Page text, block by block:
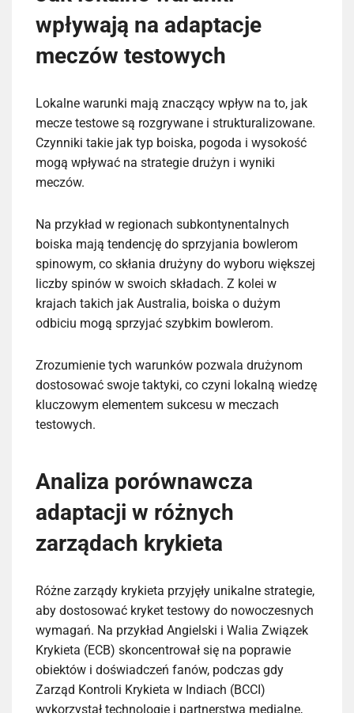
wpływają na adaptacje
meczów testowych
Lokalne warunki mają znaczący wpływ na to, jak
mecze testowe są rozgrywane i strukturalizowane.
Czynniki takie jak typ boiska, pogoda i wysokość
mogą wpływać na strategie drużyn i wyniki
meczów.
Na przykład w regionach subkontynentalnych
boiska mają tendencję do sprzyjania bowlerom
spinowym, co skłania drużyny do wyboru większej
liczby spinów w swoich składach. Z kolei w
krajach takich jak Australia, boiska o dużym
odbiciu mogą sprzyjać szybkim bowlerom.
Zrozumienie tych warunków pozwala drużynom
dostosować swoje taktyki, co czyni lokalną wiedzę
kluczowym elementem sukcesu w meczach
testowych.
Analiza porównawcza
adaptacji w różnych
zarządach krykieta
Różne zarządy krykieta przyjęły unikalne strategie,
aby dostosować kryket testowy do nowoczesnych
wymagań. Na przykład Angielski i Walia Związek
Krykieta (ECB) skoncentrował się na poprawie
obiektów i doświadczeń fanów, podczas gdy
Zarząd Kontroli Krykieta w Indiach (BCCI)
wykorzystał technologię i partnerstwa medialne,